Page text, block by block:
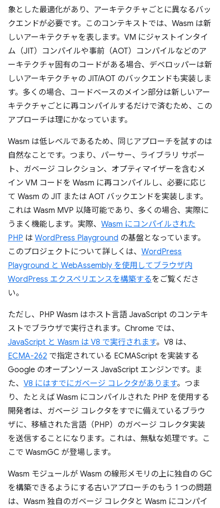
象とした最適化があり、アーキテクチャごとに異なるバッ
クエンドが必要です。このコンテキストでは、Wasm は新
しいアーキテクチャを表します。VM にジャストインタイ
ム（JIT）コンパイルや事前（AOT）コンパイルなどのア
ーキテクチャ固有のコードがある場合、デベロッパーは新
しいアーキテクチャの JIT/AOT のバックエンドも実装しま
す。多くの場合、コードベースのメイン部分は新しいアー
キテクチャごとに再コンパイルするだけで済むため、この
アプローチは理にかなっています。
Wasm は低レベルであるため、同じアプローチを試すのは
自然なことです。つまり、パーサー、ライブラリ サポー
ト、ガベージ コレクション、オプティマイザーを含むメ
イン VM コードを Wasm に再コンパイルし、必要に応じ
て Wasm の JIT または AOT バックエンドを実装します。
これは Wasm MVP 以降可能であり、多くの場合、実際に
うまく機能します。実際、 Wasm にコンパイルされた
PHP は WordPress Playground の基盤となっています。
このプロジェクトについて詳しくは、 WordPress
Playground と WebAssembly を使用してブラウザ内
WordPress エクスペリエンスを構築するをご覧くださ
い。
ただし、PHP Wasm はホスト言語 JavaScript のコンテキ
ストでブラウザで実行されます。Chrome では、
JavaScript と Wasm は V8 で実行されます。V8 は、
ECMA-262 で指定されている ECMAScript を実装する
Google のオープンソース JavaScript エンジンです。ま
た、 V8 にはすでにガベージ コレクタがあります。つま
り、たとえば Wasm にコンパイルされた PHP を使用する
開発者は、ガベージ コレクタをすでに備えているブラウ
ザに、移植された言語（PHP）のガベージ コレクタ実装
を送信することになります。これは、無駄な処理です。こ
こで WasmGC が登場します。
Wasm モジュールが Wasm の線形メモリの上に独自の GC
を構築できるようにする古いアプローチのもう 1 つの問題
は、Wasm 独自のガベージ コレクタと Wasm にコンパイ